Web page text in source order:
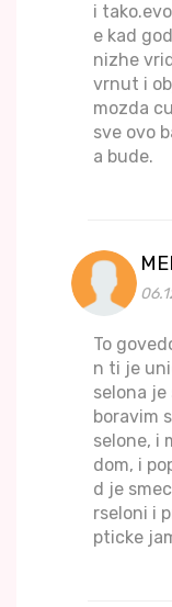
i
e kad
nizhe
vrnut i
mozda
sve ovo
a bude.
To
n ti je
selona
boravim
selone, i
dom, i
d je
rseloni i
pticke